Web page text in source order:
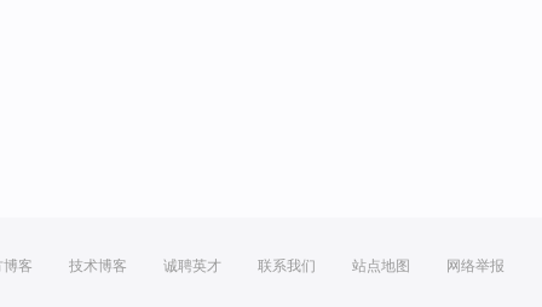
博客 技术博客 诚聘英才 联系我们 站点地图 网络举报